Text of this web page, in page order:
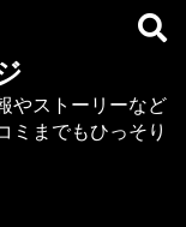
やストーリーなど
ミまでもひっそり